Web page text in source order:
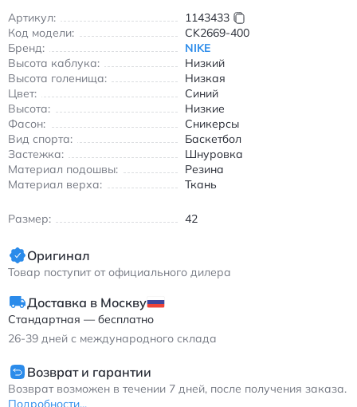
гарантирует надежное сцепление с поверхностью, а
шнуровка обеспечивает плотную посадку. Дизайн в сине-
белой гамме с красными акцентами сочетает спортивный
стиль и функциональность. Внутренняя часть обуви
дополнена мягкой подкладкой для дополнительного
комфорта. Идеальный выбор для баскетболистов, ценящих
сочетание технологий и эстетики. Найк Реню Элевейт
баскетбольные кроссовки тканевые с амортизацией сине-
белые с красным
Артикул:
1143433
Код модели:
CK2669-400
Бренд:
NIKE
Высота каблука:
Низкий
Высота голенища:
Низкая
Цвет:
Синий
Высота:
Низкие
Фасон:
Сникерсы
Вид спорта:
Баскетбол
Застежка:
Шнуровка
Материал подошвы:
Резина
Материал верха:
Ткань
Размер: 42
Оригинал
Товар поступит от официального дилера
Доставка в Москву
Стандартная — бесплатно
26-39 дней с международного склада
Возврат и гарантии
Возврат возможен в течении 7 дней, после получения заказа.
Подробности...